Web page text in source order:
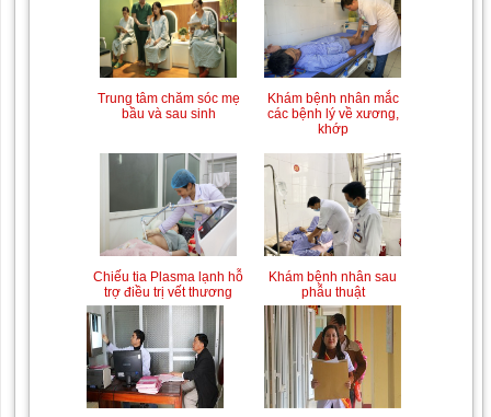
Trung tâm chăm sóc mẹ
bầu và sau sinh
Khám bệnh nhân mắc
các bệnh lý về xương,
khớp
Chiếu tia Plasma lạnh hỗ
trợ điều trị vết thương
Khám bệnh nhân sau
phẫu thuật